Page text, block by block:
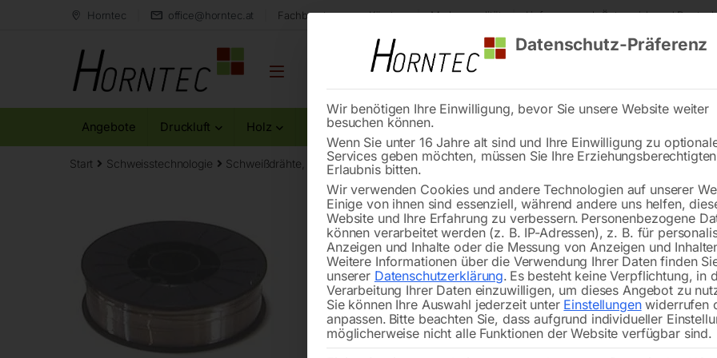
Horntec office@horntec.at Fachberatung aus Kärnten Markenqualität Lieferung nach Österreich und
Angebote Druckluft Holz Metall Reinigung
Start Schweisstechnologie Schweißdrähte, Elektroden, Zusatzstoffe ALU-Schweißdraht AlSi 5 (3.2245)
🔍
D 300 / 1,0 mm / 7 kg – Preis per
Datenschutz-Präferenz
Wir benötigen Ihre Einwilligung, bevor Sie unsere Website weiter
besuchen können.
Wenn Sie unter 16 Jahre alt sind und Ihre Einwilligung zu
Services geben möchten, müssen Sie Ihre
Erlaubnis bitten.
Wir verwenden Cookies und andere Technologien auf unserer
Einige von ihnen sind essenziell, während andere uns helfen,
Website und Ihre Erfahrung zu verbessern. Personenbezogene
können verarbeitet werden (z. B. IP-Adressen), z. B. für
Anzeigen und Inhalte oder die Messung von Anzeigen und
Weitere Informationen über die Verwendung Ihrer Daten finden
unserer Datenschutzerklärung. Es besteht keine Verpflichtung, in
Verarbeitung Ihrer Daten einzuwilligen, um dieses Angebot zu
Sie können Ihre Auswahl jederzeit unter Einstellungenwiderrufen
anpassen. Bitte beachten Sie, dass aufgrund individueller
möglicherweise nicht alle Funktionen der Website verfügbar sind.